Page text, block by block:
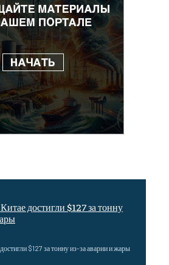
достигли $127 за тонну
$127 за тонну из-за аварии и жары